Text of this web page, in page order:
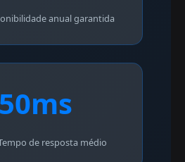
anual garantida
de resposta médio